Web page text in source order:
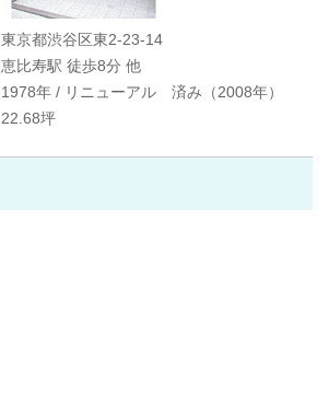
東京都渋谷区東2-23-14
恵比寿駅 徒歩8分 他
1978年 / リニューアル 済み（2008年）
22.68坪